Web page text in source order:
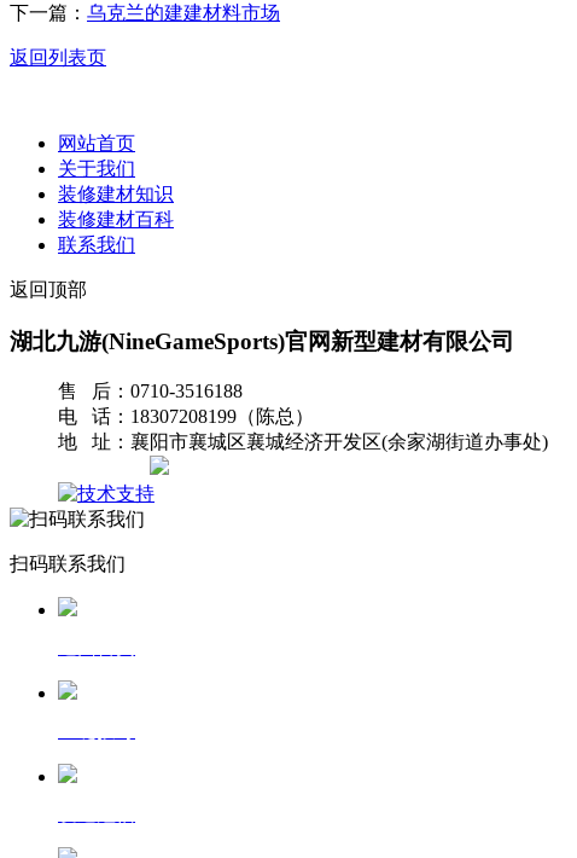
下一篇： 乌克兰的建建材料市场
返回列表页
网站首页
关于我们
装修建材知识
装修建材百科
联系我们
返回顶部
湖北九游(NineGameSports)官网新型建材有限公司
售 后：0710-3516188
电 话：18307208199（陈总）
地 址：襄阳市襄城区襄城经济开发区(余家湖街道办事处)
扫码联系我们